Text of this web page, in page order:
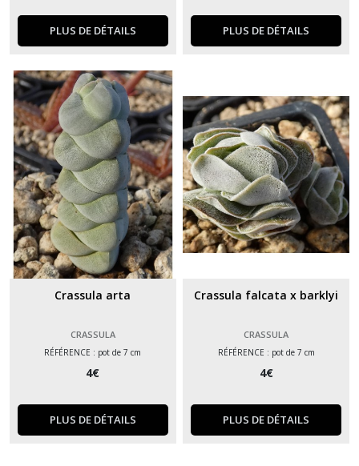
PLUS DE DÉTAILS PLUS DE DÉTAILS
Crassula arta
CRASSULA
RÉFÉRENCE : pot de 7 cm
4€
PLUS DE DÉTAILS
Crassula falcata x barklyi
CRASSULA
RÉFÉRENCE : pot de 7 cm
4€
PLUS DE DÉTAILS